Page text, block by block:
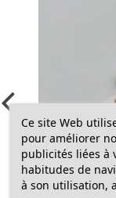
Ce site Web
pour améliorer
publicités liées à
habitudes de
à son utilisation,